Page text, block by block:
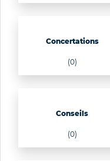
Concertations
(0)
Conseils
(0)